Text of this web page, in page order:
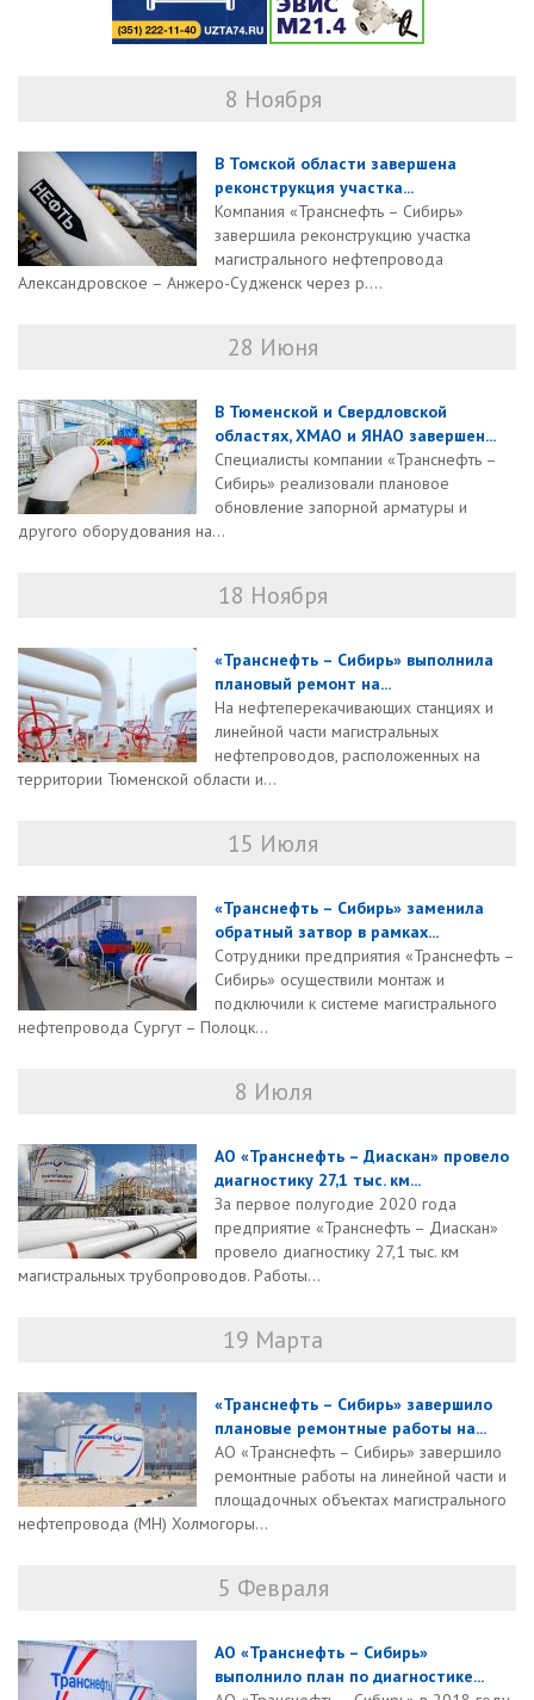
8 Ноября
В Томской области завершена
реконструкция участка...
Компания «Транснефть – Сибирь»
завершила реконструкцию участка
магистрального нефтепровода
Александровское – Анжеро-Судженск через р....
28 Июня
В Тюменской и Свердловской
областях, ХМАО и ЯНАО завершен...
Специалисты компании «Транснефть –
Сибирь» реализовали плановое
обновление запорной арматуры и
другого оборудования на...
18 Ноября
«Транснефть – Сибирь» выполнила
плановый ремонт на...
На нефтеперекачивающих станциях и
линейной части магистральных
нефтепроводов, расположенных на
территории Тюменской области и...
15 Июля
«Транснефть – Сибирь» заменила
обратный затвор в рамках...
Сотрудники предприятия «Транснефть –
Сибирь» осуществили монтаж и
подключили к системе магистрального
нефтепровода Сургут – Полоцк...
8 Июля
АО «Транснефть – Диаскан» провело
диагностику 27,1 тыс. км...
За первое полугодие 2020 года
предприятие «Транснефть – Диаскан»
провело диагностику 27,1 тыс. км
магистральных трубопроводов. Работы...
19 Марта
«Транснефть – Сибирь» завершило
плановые ремонтные работы на...
АО «Транснефть – Сибирь» завершило
ремонтные работы на линейной части и
площадочных объектах магистрального
нефтепровода (МН) Холмогоры...
5 Февраля
АО «Транснефть – Сибирь»
выполнило план по диагностике...